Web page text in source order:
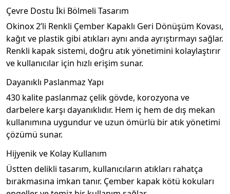
Çevre Dostu İki Bölmeli Tasarım
Okinox 2’li Renkli Çember Kapaklı Geri Dönüşüm Kovası,
kağıt ve plastik gibi atıkları aynı anda ayrıştırmayı sağlar.
Renkli kapak sistemi, doğru atık yönetimini kolaylaştırır
ve kullanıcılar için hızlı erişim sunar.
Dayanıklı Paslanmaz Yapı
430 kalite paslanmaz çelik gövde, korozyona ve
darbelere karşı dayanıklıdır. Hem iç hem de dış mekan
kullanımına uygundur ve uzun ömürlü bir atık yönetimi
çözümü sunar.
Hijyenik ve Kolay Kullanım
Üstten delikli tasarım, kullanıcıların atıkları rahatça
bırakmasına imkan tanır. Çember kapak kötü kokuları